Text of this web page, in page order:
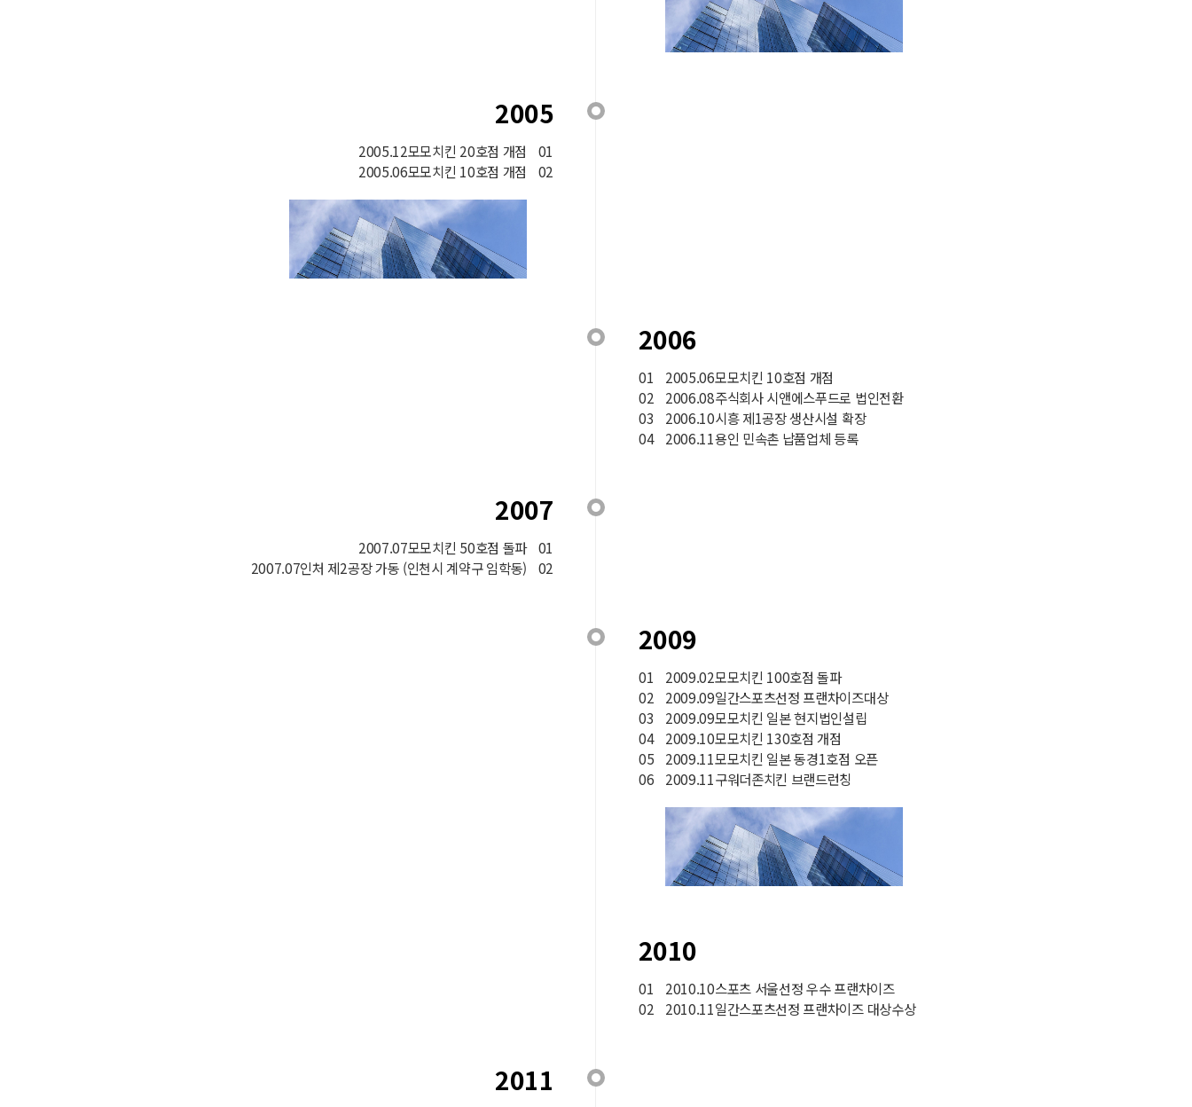
2005
01
2005.12모모치킨 20호점 개점
02
2005.06모모치킨 10호점 개점
2006
01
2005.06모모치킨 10호점 개점
02
2006.08주식회사 시앤에스푸드로 법인전환
03
2006.10시흥 제1공장 생산시설 확장
04
2006.11용인 민속촌 납품업체 등록
2007
01
2007.07모모치킨 50호점 돌파
02
2007.07인처 제2공장 가동 (인천시 계약구 임학동)
2009
01
2009.02모모치킨 100호점 돌파
02
2009.09일간스포츠선정 프랜차이즈대상
03
2009.09모모치킨 일본 현지법인설립
04
2009.10모모치킨 130호점 개점
05
2009.11모모치킨 일본 동경1호점 오픈
06
2009.11구워더존치킨 브랜드런칭
2010
01
2010.10스포츠 서울선정 우수 프랜차이즈
02
2010.11일간스포츠선정 프랜차이즈 대상수상
2011